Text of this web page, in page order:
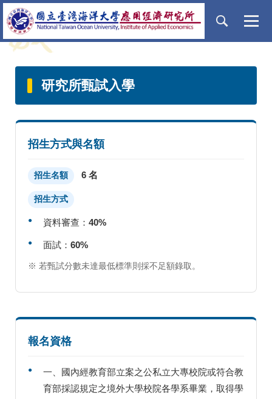
跳
到
主
要
研究所甄試入學
招生方式與名額
招生名額 6 名
招生方式
資料審查： 40%
面試： 60%
※ 若甄試分數未達最低標準則採不足額錄取。
報名資格
一、國內經教育部立案之公私立大專校院或符合教
育部採認規定之境外大學校院各學系畢業，取得學